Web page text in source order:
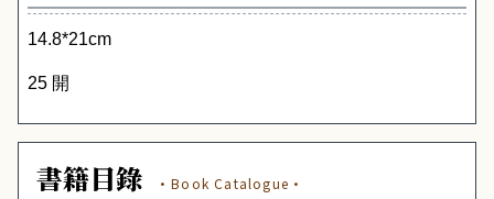
14.8*21cm
25 開
書籍目錄 ·Book Catalogue·